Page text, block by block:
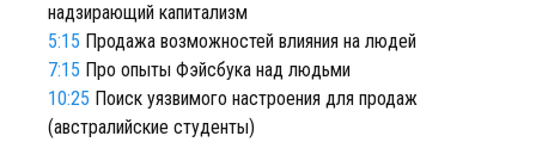
надзирающий капитализм
5:15 Продажа возможностей влияния на людей
7:15 Про опыты Фэйсбука над людьми
10:25 Поиск уязвимого настроения для продаж
(австралийские студенты)